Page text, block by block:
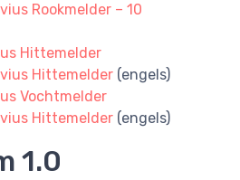
Rookmelder – 10
Hittemelder
Hittemelder (engels)
Vochtmelder
Hittemelder (engels)
1.0